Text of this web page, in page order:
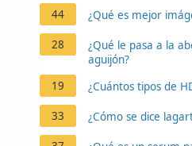
44
¿Qué es mejor
28
¿Qué le pasa a la
aguijón?
19
¿Cuántos tipos de
33 ¿Cómo se dice